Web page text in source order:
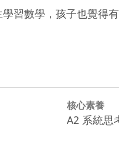
習數學，孩子也覺得
核心素養
A2 系統思